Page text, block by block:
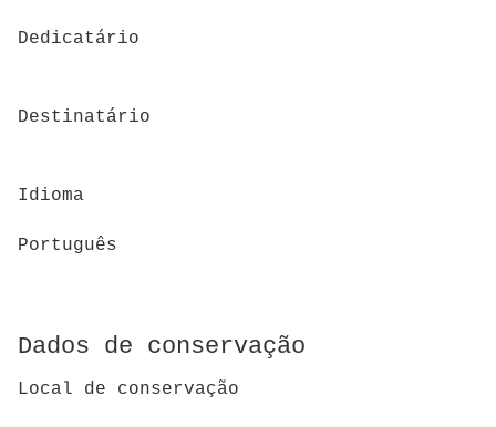
Dedicatário
Destinatário
Idioma
Português
Dados de conservação
Local de conservação